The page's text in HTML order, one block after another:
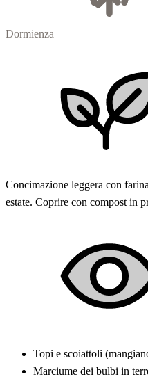
Dormienza
Concimazione leggera con
estate. Coprire con compost in
Topi e scoiattoli
Marciume dei bulbi in